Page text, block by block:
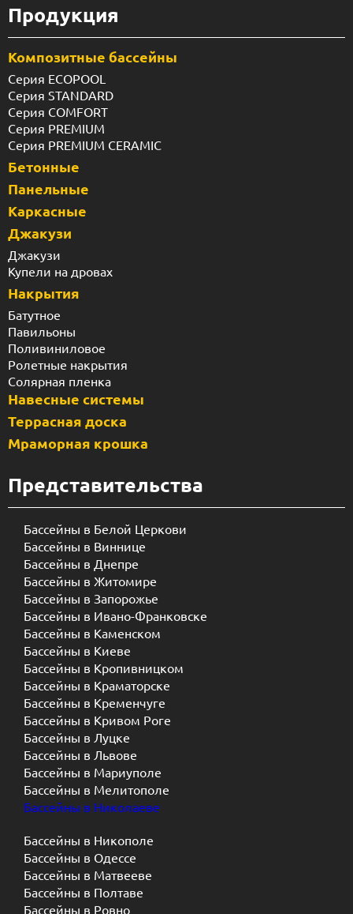
Продукция
Композитные бассейны
Серия ECOPOOL
Серия STANDARD
Серия COMFORT
Серия PREMIUM
Серия PREMIUM CERAMIC
Бетонные
Панельные
Каркасные
Джакузи
Джакузи
Купели на дровах
Накрытия
Батутное
Павильоны
Поливиниловое
Ролетные накрытия
Солярная пленка
Навесные системы
Террасная доска
Мраморная крошка
Представительства
Бассейны в Белой Церкови
Бассейны в Виннице
Бассейны в Днепре
Бассейны в Житомире
Бассейны в Запорожье
Бассейны в Ивано-Франковске
Бассейны в Каменском
Бассейны в Киеве
Бассейны в Кропивницком
Бассейны в Краматорске
Бассейны в Кременчуге
Бассейны в Кривом Роге
Бассейны в Луцке
Бассейны в Львове
Бассейны в Мариуполе
Бассейны в Мелитополе
Бассейны в Николаеве
Бассейны в Никополе
Бассейны в Одессе
Бассейны в Матвееве
Бассейны в Полтаве
Бассейны в Ровно